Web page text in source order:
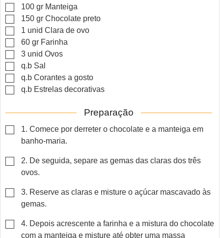
▢
100 gr Manteiga
▢
150 gr Chocolate preto
▢
1 unid Clara de ovo
▢
60 gr Farinha
▢
3 unid Ovos
▢
q.b Sal
▢
q.b Corantes a gosto
▢
q.b Estrelas decorativas
Preparação
▢
1. Comece por derreter o chocolate e a manteiga em
banho-maria.
▢
2. De seguida, separe as gemas das claras dos três
ovos.
▢
3. Reserve as claras e misture o açúcar mascavado às
gemas.
▢
4. Depois acrescente a farinha e a mistura do chocolate
com a manteiga e misture até obter uma massa